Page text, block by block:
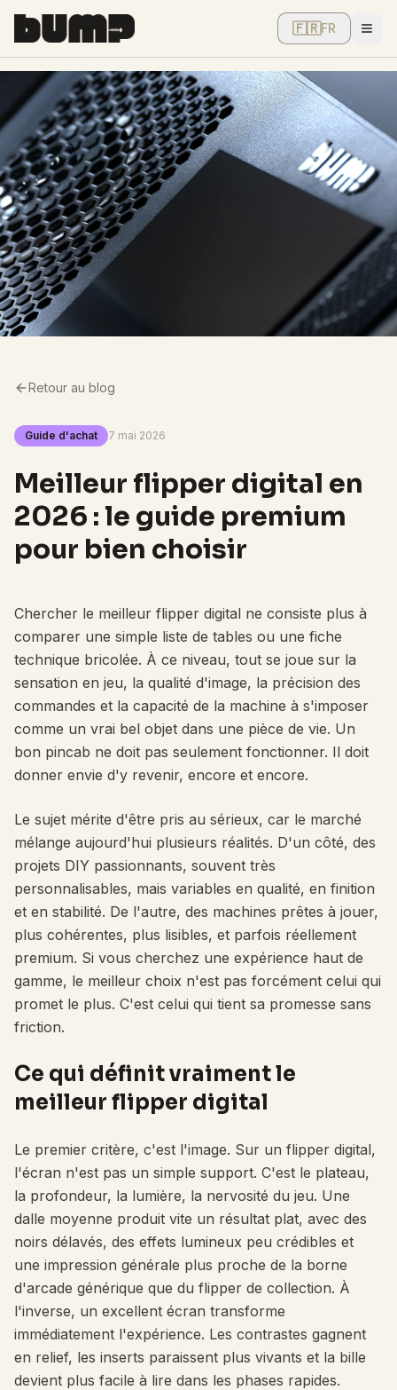
🇫🇷FR
Retour au blog
Guide d'achat 7 mai 2026
Meilleur flipper digital en
2026 : le guide premium
pour bien choisir
Chercher le meilleur flipper digital ne consiste plus à
comparer une simple liste de tables ou une fiche
technique bricolée. À ce niveau, tout se joue sur la
sensation en jeu, la qualité d'image, la précision des
commandes et la capacité de la machine à s'imposer
comme un vrai bel objet dans une pièce de vie. Un
bon pincab ne doit pas seulement fonctionner. Il doit
donner envie d'y revenir, encore et encore.
Le sujet mérite d'être pris au sérieux, car le marché
mélange aujourd'hui plusieurs réalités. D'un côté, des
projets DIY passionnants, souvent très
personnalisables, mais variables en qualité, en finition
et en stabilité. De l'autre, des machines prêtes à jouer,
plus cohérentes, plus lisibles, et parfois réellement
premium. Si vous cherchez une expérience haut de
gamme, le meilleur choix n'est pas forcément celui qui
promet le plus. C'est celui qui tient sa promesse sans
friction.
Ce qui définit vraiment le
meilleur flipper digital
Le premier critère, c'est l'image. Sur un flipper digital,
l'écran n'est pas un simple support. C'est le plateau,
la profondeur, la lumière, la nervosité du jeu. Une
dalle moyenne produit vite un résultat plat, avec des
noirs délavés, des effets lumineux peu crédibles et
une impression générale plus proche de la borne
d'arcade générique que du flipper de collection. À
l'inverse, un excellent écran transforme
immédiatement l'expérience. Les contrastes gagnent
en relief, les inserts paraissent plus vivants et la bille
devient plus facile à lire dans les phases rapides.